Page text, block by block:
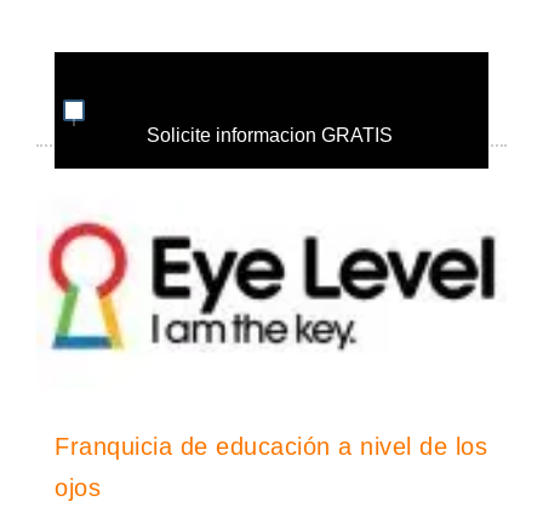
Solicite informacion GRATIS
Franquicia de educación a nivel de los
ojos